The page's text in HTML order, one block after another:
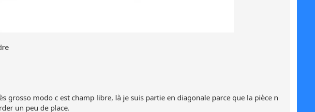
grosso modo c est champ libre, là je suis partie en diagonale parce que la pièce n
un peu de place.